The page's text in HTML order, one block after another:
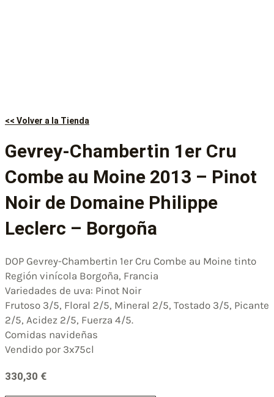
<< Volver a la Tienda
Gevrey-Chambertin 1er Cru
Combe au Moine 2013 – Pinot
Noir de Domaine Philippe
Leclerc – Borgoña
DOP Gevrey-Chambertin 1er Cru Combe au Moine tinto
Región vinícola Borgoña, Francia
Variedades de uva: Pinot Noir
Frutoso 3/5, Floral 2/5, Mineral 2/5, Tostado 3/5, Picante
2/5, Acidez 2/5, Fuerza 4/5.
Comidas navideñas
Vendido por 3x75cl
330,30 €